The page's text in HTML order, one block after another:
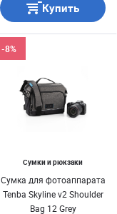
Купить
Сумки и рюкзаки
Сумка для фотоаппарата
Tenba Skyline v2 Shoulder
Bag 12 Grey
-8%